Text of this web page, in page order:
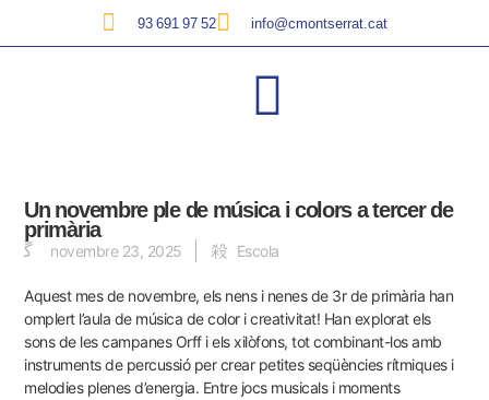
93 691 97 52 info@cmontserrat.cat
Un novembre ple de música i colors a tercer de
primària
novembre 23, 2025 Escola
Aquest mes de novembre, els nens i nenes de 3r de primària han
omplert l’aula de música de color i creativitat! Han explorat els
sons de les campanes Orff i els xilòfons, tot combinant-los amb
instruments de percussió per crear petites seqüències rítmiques i
melodies plenes d’energia. Entre jocs musicals i moments